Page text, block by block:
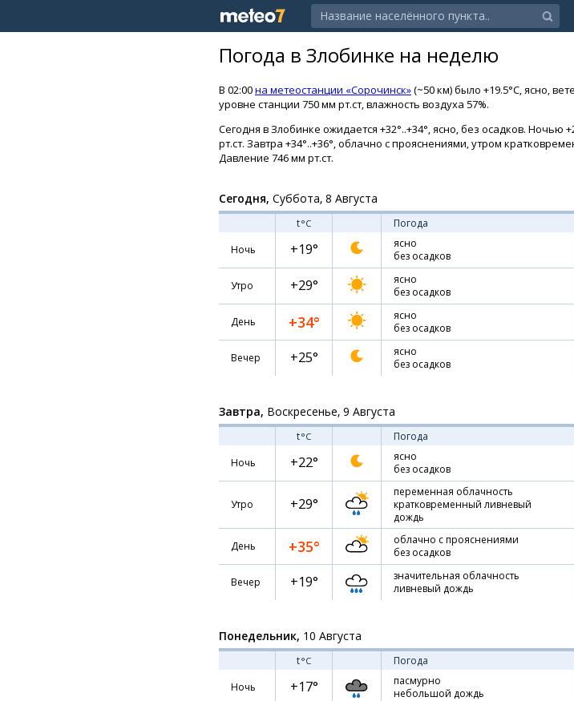
Погода в Злобинке на неделю
В 02:00на метеостанции «Сорочинск»(~50 км) было +19.5°C, ясно,
уровне станции 750 мм рт.ст, влажность воздуха 57%.
Сегодня в Злобинке ожидается +32°..+34°, ясно, без осадков. Ночью
рт.ст. Завтра +34°..+36°, облачно с прояснениями, утром
Давление 746 мм рт.ст.
Сегодня, Суббота, 8 Августа
t°C Погода
Ночь
+19°
ясно
без осадков
Утро +29°
ясно
без осадков
День +34°
ясно
без осадков
Вечер +25°
ясно
без осадков
Завтра, Воскресенье, 9 Августа
t°C Погода
Ночь
+22°
ясно
без осадков
Утро +29°
переменная облачность
кратковременный ливневый
дождь
День +35°
облачно с прояснениями
без осадков
Вечер +19°
значительная облачность
ливневый дождь
Понедельник, 10 Августа
t°C Погода
Ночь
+17°
пасмурно
небольшой дождь